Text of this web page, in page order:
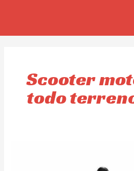
Scooter
todo